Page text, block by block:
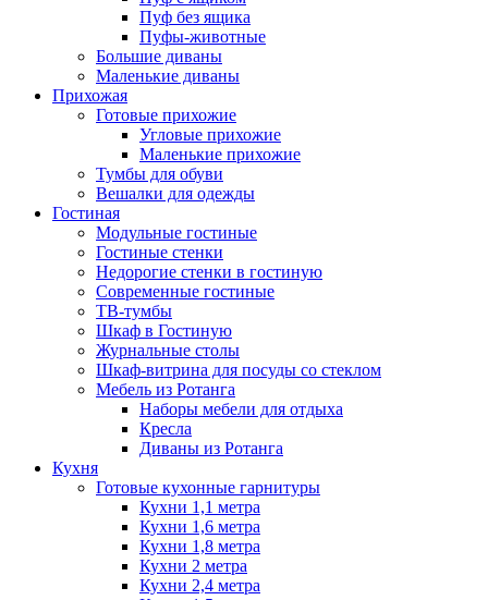
Пуф без ящика
Пуфы-животные
Большие диваны
Маленькие диваны
Прихожая
Готовые прихожие
Угловые прихожие
Маленькие прихожие
Тумбы для обуви
Вешалки для одежды
Гостиная
Модульные гостиные
Гостиные стенки
Недорогие стенки в гостиную
Современные гостиные
ТВ-тумбы
Шкаф в Гостиную
Журнальные столы
Шкаф-витрина для посуды со стеклом
Мебель из Ротанга
Наборы мебели для отдыха
Кресла
Диваны из Ротанга
Кухня
Готовые кухонные гарнитуры
Кухни 1,1 метра
Кухни 1,6 метра
Кухни 1,8 метра
Кухни 2 метра
Кухни 2,4 метра